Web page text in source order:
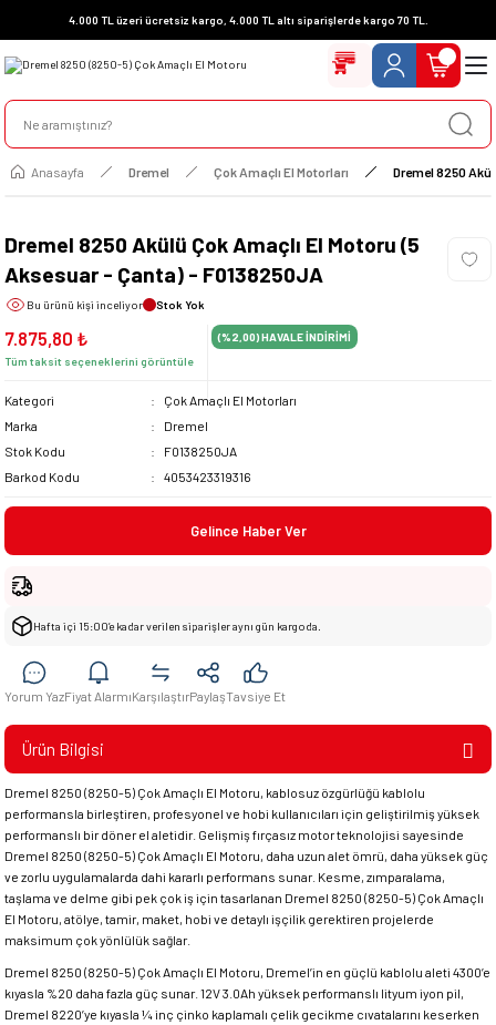
4.000 TL üzeri ücretsiz kargo, 4.000 TL altı siparişlerde kargo 70 TL.
Anasayfa Dremel Çok Amaçlı El Motorları Dremel 8250
Dremel 8250 Akülü Çok Amaçlı El Motoru (5
Aksesuar - Çanta) - F0138250JA
Bu ürünü kişi inceliyor Stok Yok
7.875,80 ₺
Tüm taksit seçeneklerini görüntüle
(%2,00)HAVALE İNDİRİMİ
Kategori
Çok Amaçlı El Motorları
Marka
Dremel
Stok Kodu
F0138250JA
Barkod Kodu
4053423319316
Gelince Haber Ver
Hafta içi 15:00’e kadar verilen siparişler aynı gün kargoda.
Yorum YazFiyat AlarmıKarşılaştırPaylaşTavsiye Et
Ürün Bilgisi
Dremel 8250 (8250-5) Çok Amaçlı El Motoru, kablosuz özgürlüğü kablolu
performansla birleştiren, profesyonel ve hobi kullanıcıları için geliştirilmiş yüksek
performanslı bir döner el aletidir. Gelişmiş fırçasız motor teknolojisi sayesinde
Dremel 8250 (8250-5) Çok Amaçlı El Motoru, daha uzun alet ömrü, daha yüksek güç
ve zorlu uygulamalarda dahi kararlı performans sunar. Kesme, zımparalama,
taşlama ve delme gibi pek çok iş için tasarlanan Dremel 8250 (8250-5) Çok Amaçlı
El Motoru, atölye, tamir, maket, hobi ve detaylı işçilik gerektiren projelerde
maksimum çok yönlülük sağlar.
Dremel 8250 (8250-5) Çok Amaçlı El Motoru, Dremel’in en güçlü kablolu aleti 4300’e
kıyasla %20 daha fazla güç sunar. 12V 3.0Ah yüksek performanslı lityum iyon pil,
Dremel 8220’ye kıyasla ¼ inç çinko kaplamalı çelik gecikme cıvatalarını keserken